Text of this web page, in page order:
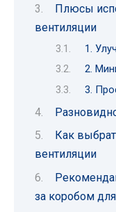
Плюсы
вентиляции
1.
2.
3.
Как
вентиляции
за коробом